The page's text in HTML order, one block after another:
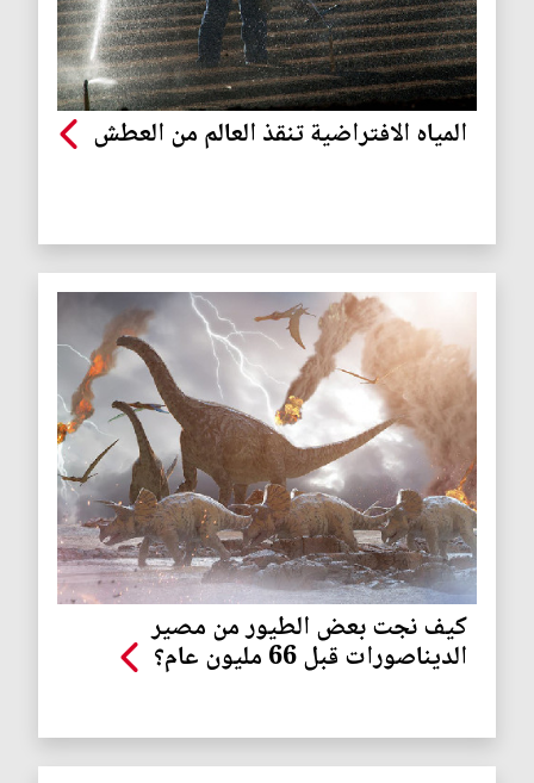
المياه الافتراضية تنقذ العالم من العطش
كيف نجت بعض الطيور من مصير
الديناصورات قبل 66 مليون عام؟